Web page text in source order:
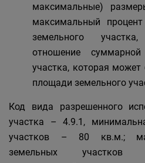
максимальные)
максимальный
земельного
отношение
участка, которая может
площади земельного
Код вида разрешенного
участка – 4.9.1,
участков – 80 кв.м.;
земельных участков